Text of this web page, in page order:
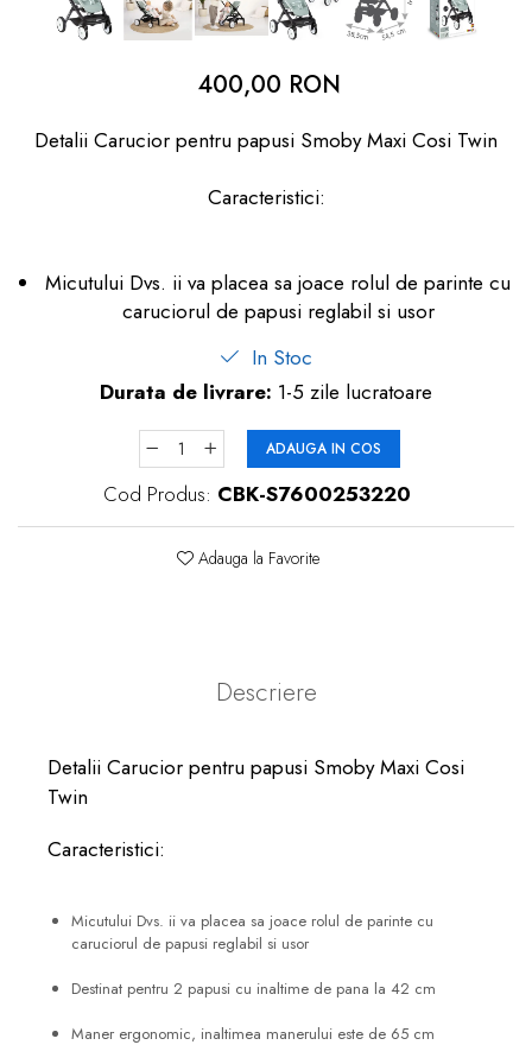
dopuri de urechi
400,00 RON
Detalii Carucior pentru papusi Smoby Maxi Cosi Twin
Caracteristici:
Micutului Dvs. ii va placea sa joace rolul de parinte cu
caruciorul de papusi reglabil si usor
In Stoc
Durata de livrare: 1-5 zile lucratoare
ADAUGA IN COS
Cod Produs: CBK-S7600253220
Adauga la Favorite
Descriere
Detalii Carucior pentru papusi Smoby Maxi Cosi
Twin
Caracteristici:
Micutului Dvs. ii va placea sa joace rolul de parinte cu
caruciorul de papusi reglabil si usor
Destinat pentru 2 papusi cu inaltime de pana la 42 cm
Maner ergonomic, inaltimea manerului este de 65 cm